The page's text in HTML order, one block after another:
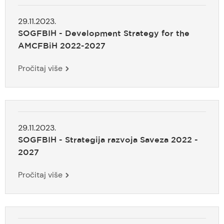
29.11.2023.
SOGFBIH - Development Strategy for the
AMCFBiH 2022-2027
Pročitaj više
29.11.2023.
SOGFBIH - Strategija razvoja Saveza 2022 -
2027
Pročitaj više